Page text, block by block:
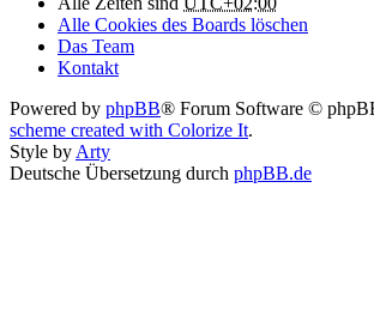
Alle Cookies des Boards löschen
Das Team
Kontakt
Powered by phpBB® Forum Software ©
scheme created with Colorize It.
Style by Arty
Deutsche Übersetzung durch phpBB.de